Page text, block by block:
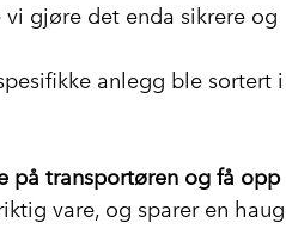
gjøre det enda sikrere og
anlegg ble sortert i
på transportøren og få opp
vare, og sparer en haug